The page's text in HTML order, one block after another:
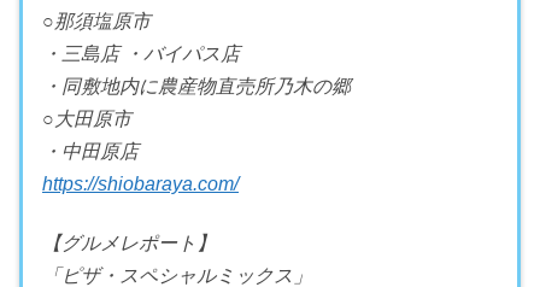
○那須塩原市
・三島店 ・バイパス店
・同敷地内に農産物直売所乃木の郷
○大田原市
・中田原店
https://shiobaraya.com/
【グルメレポート】
「ピザ・スペシャルミックス」